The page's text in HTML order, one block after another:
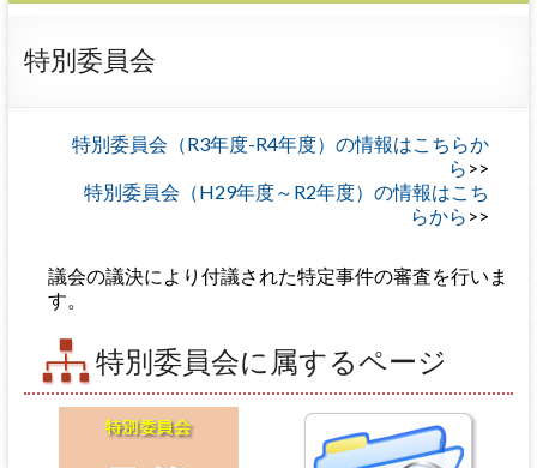
特別委員会
特別委員会（R3年度-R4年度）の情報はこちらか
ら
特別委員会（H29年度～R2年度）の情報はこち
らから
議会の議決により付議された特定事件の審査を行いま
す。
特別委員会に属するページ